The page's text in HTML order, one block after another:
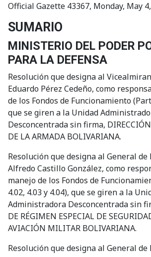
Official Gazette 43367, Monday, May
SUMARIO
MINISTERIO DEL PODER
PARA LA DEFENSA
Resolución que designa al
Eduardo Pérez Cedeño, como
de los Fondos de Funcionamiento
que se giren a la Unidad
Desconcentrada sin firma, DIRECCIÓN
DE LA ARMADA BOLIVARIANA.
Resolución que designa al General de
Alfredo Castillo González, como
manejo de los Fondos de
4.02, 4.03 y 4.04), que se giren a la
Administradora Desconcentrada sin
DE RÉGIMEN ESPECIAL DE
AVIACIÓN MILITAR BOLIVARIANA.
Resolución que designa al General de